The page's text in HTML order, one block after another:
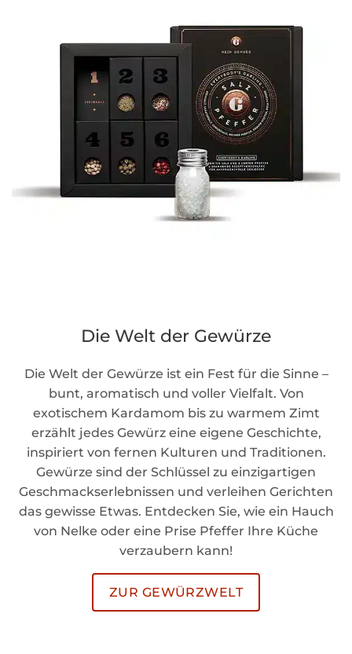
Die Welt der Gewürze
Die Welt der Gewürze ist ein Fest für die Sinne –
bunt, aromatisch und voller Vielfalt. Von
exotischem Kardamom bis zu warmem Zimt
erzählt jedes Gewürz eine eigene Geschichte,
inspiriert von fernen Kulturen und Traditionen.
Gewürze sind der Schlüssel zu einzigartigen
Geschmackserlebnissen und verleihen Gerichten
das gewisse Etwas. Entdecken Sie, wie ein Hauch
von Nelke oder eine Prise Pfeffer Ihre Küche
verzaubern kann!
ZUR GEWÜRZWELT